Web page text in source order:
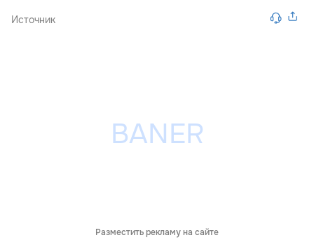
Источник
Разместить рекламу на сайте